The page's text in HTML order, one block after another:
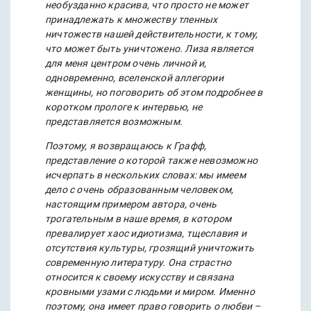
необузданно красива, что просто не может
принадлежать к множеству тленных
ничтожеств нашей действительности, к тому,
что может быть уничтожено. Лиза является
для меня центром очень личной и,
одновременно, вселенской аллегории
женщины, но поговорить об этом подробнее в
коротком прологе к интервью, не
представляется возможным.
Поэтому, я возвращаюсь к Графф,
представление о которой также невозможно
исчерпать в нескольких словах: мы имеем
дело с очень образованным человеком,
настоящим примером автора, очень
трогательным в наше время, в котором
превалирует хаос идиотизма, тщеславия и
отсутствия культуры, грозящий уничтожить
современную литературу. Она страстно
относится к своему искусству и связана
кровными узами с людьми и миром. Именно
поэтому, она имеет право говорить о любви –